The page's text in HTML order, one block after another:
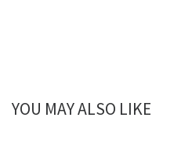
YOU MAY ALSO LIKE